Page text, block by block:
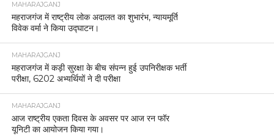
MAHARAJGANJ
महराजगंज में राष्ट्रीय लोक अदालत का शुभारंभ, न्यायमूर्ति
विवेक वर्मा ने किया उद्घाटन।
MAHARAJGANJ
महराजगंज में कड़ी सुरक्षा के बीच संपन्न हुई उपनिरीक्षक भर्ती
परीक्षा, 6202 अभ्यर्थियों ने दी परीक्षा
MAHARAJGANJ
आज राष्ट्रीय एकता दिवस के अवसर पर आज रन फॉर
यूनिटी का आयोजन किया गया।